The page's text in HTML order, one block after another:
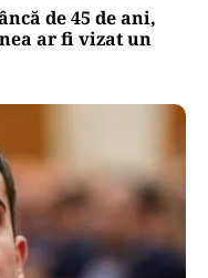
de 45 de ani,
ar fi vizat un